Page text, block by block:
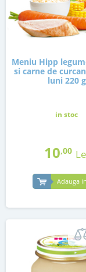
Meniu Hipp
si carne de
luni 220 g
in stoc
10,00
Adauga